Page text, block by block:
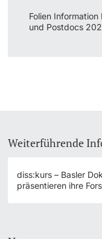
Folien
und Postdocs
Weiterführende
diss:kurs – Basler
präsentieren ihre